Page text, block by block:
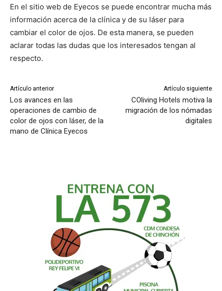
En el sitio web de Eyecos se puede encontrar mucha más
información acerca de la clínica y de su láser para
cambiar el color de ojos. De esta manera, se pueden
aclarar todas las dudas que los interesados tengan al
respecto.
Artículo anterior
Los avances en las
operaciones de cambio de
color de ojos con láser, de la
mano de Clínica Eyecos
Artículo siguiente
COliving Hotels motiva la
migración de los nómadas
digitales